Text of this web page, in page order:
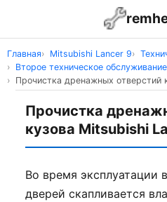
Главная Mitsubishi Lancer 9
Второе техническое
Прочистка дренажных отверстий
Прочистка
кузова Mitsubishi
Во время эксплуатации
дверей скапливается